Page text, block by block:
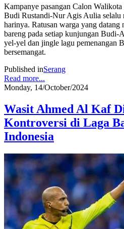
Kampanye pasangan Calon
Budi Rustandi-Nur Agis Aulia selalu
harinya. Ratusan warga yang datang
bareng pada setiap kunjungan
yel-yel dan jingle lagu pemenangan
bersemangat.
Published inSerang
Read more...
Monday, 14/October/2024
Wasit Ahmed Al Kaf
Kontroversi di Laga
Indonesia